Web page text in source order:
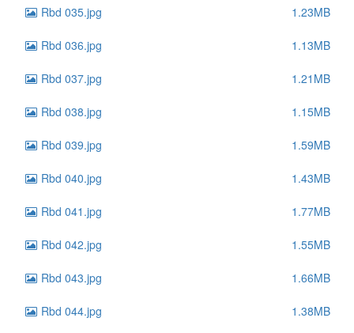
Rbd 035.jpg 1.23MB
Rbd 036.jpg 1.13MB
Rbd 037.jpg 1.21MB
Rbd 038.jpg 1.15MB
Rbd 039.jpg 1.59MB
Rbd 040.jpg 1.43MB
Rbd 041.jpg 1.77MB
Rbd 042.jpg 1.55MB
Rbd 043.jpg 1.66MB
Rbd 044.jpg 1.38MB